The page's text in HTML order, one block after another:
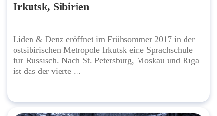
Irkutsk, Sibirien
Liden & Denz eröffnet im Frühsommer 2017 in der
ostsibirischen Metropole Irkutsk eine Sprachschule
für Russisch. Nach St. Petersburg, Moskau und Riga
ist das der vierte ...